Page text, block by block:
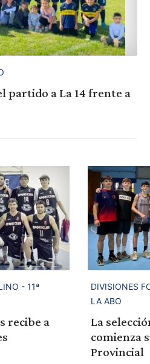
partido a La 14 frente a
- 11ª
recibe a
DIVISIONES
LA ABO
La
comienza
Provincial